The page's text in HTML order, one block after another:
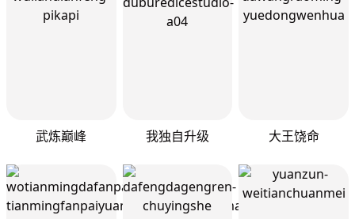
武炼巅峰 我独自升级 大王饶命